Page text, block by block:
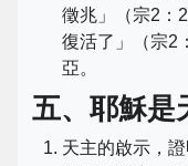
徵兆」（宗2：
復活了」（宗2
亞。
五、耶穌是
天主的啟示，